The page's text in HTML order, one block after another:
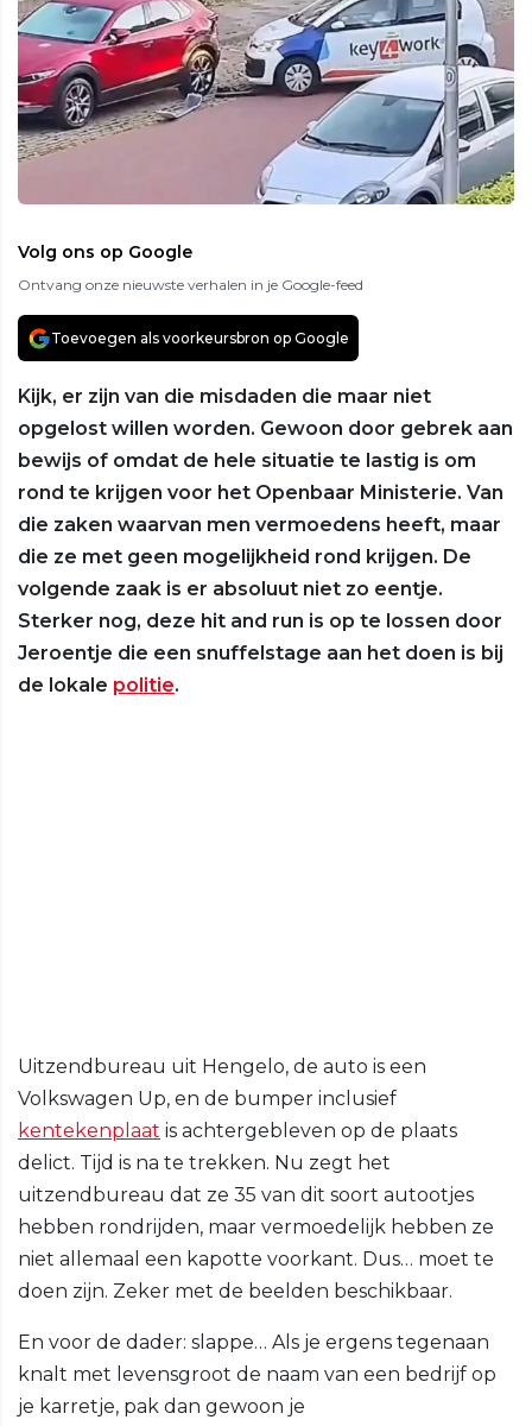
Volg ons op Google
Ontvang onze nieuwste verhalen in je Google-feed
Toevoegen als voorkeursbron op Google
Kijk, er zijn van die misdaden die maar niet
opgelost willen worden. Gewoon door gebrek aan
bewijs of omdat de hele situatie te lastig is om
rond te krijgen voor het Openbaar Ministerie. Van
die zaken waarvan men vermoedens heeft, maar
die ze met geen mogelijkheid rond krijgen. De
volgende zaak is er absoluut niet zo eentje.
Sterker nog, deze hit and run is op te lossen door
Jeroentje die een snuffelstage aan het doen is bij
de lokale politie.
Uitzendbureau uit Hengelo, de auto is een
Volkswagen Up, en de bumper inclusief
kentekenplaat is achtergebleven op de plaats
delict. Tijd is na te trekken. Nu zegt het
uitzendbureau dat ze 35 van dit soort autootjes
hebben rondrijden, maar vermoedelijk hebben ze
niet allemaal een kapotte voorkant. Dus… moet te
doen zijn. Zeker met de beelden beschikbaar.
En voor de dader: slappe… Als je ergens tegenaan
knalt met levensgroot de naam van een bedrijf op
je karretje, pak dan gewoon je